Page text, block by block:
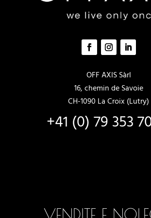
OFF AXIS Sàrl
16, chemin de Savoie
CH-1090 La Croix (Lutry)
+41 (0) 79 353
VENDITE E